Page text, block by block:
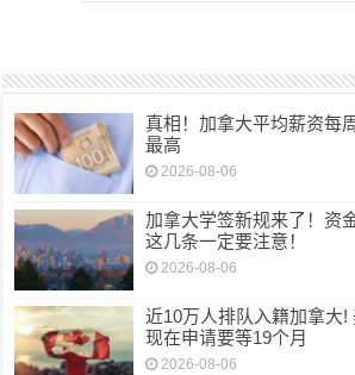
真相！加拿大平均薪资每
最高
2026-08-06
加拿大学签新规来了！资
这几条一定要注意！
2026-08-06
近10万人排队入籍加拿大!
现在申请要等19个月
2026-08-06